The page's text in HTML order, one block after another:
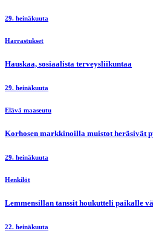
29. heinäkuuta
Harrastukset
Hauskaa, sosiaalista terveysliikuntaa
29. heinäkuuta
Elävä maaseutu
Korhosen markkinoilla muistot heräsivät
29. heinäkuuta
Henkilöt
Lemmensillan tanssit houkutteli paikalle
22. heinäkuuta